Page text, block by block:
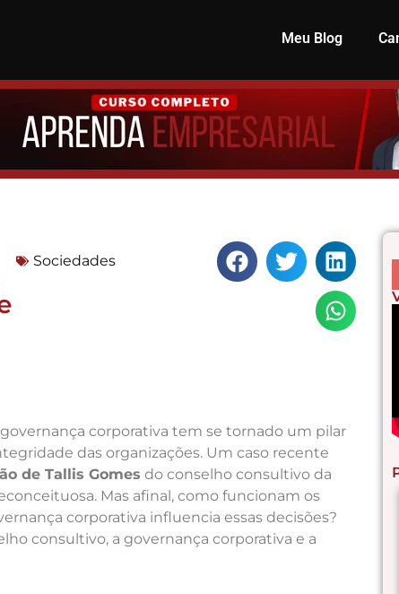
Meu Blog
Sociedades
governança corporativa tem se tornado um pilar
das organizações. Um caso recente
de Tallis Gomes do conselho consultivo da
Mas afinal, como funcionam os
corporativa influencia essas decisões?
consultivo, a governança corporativa e a